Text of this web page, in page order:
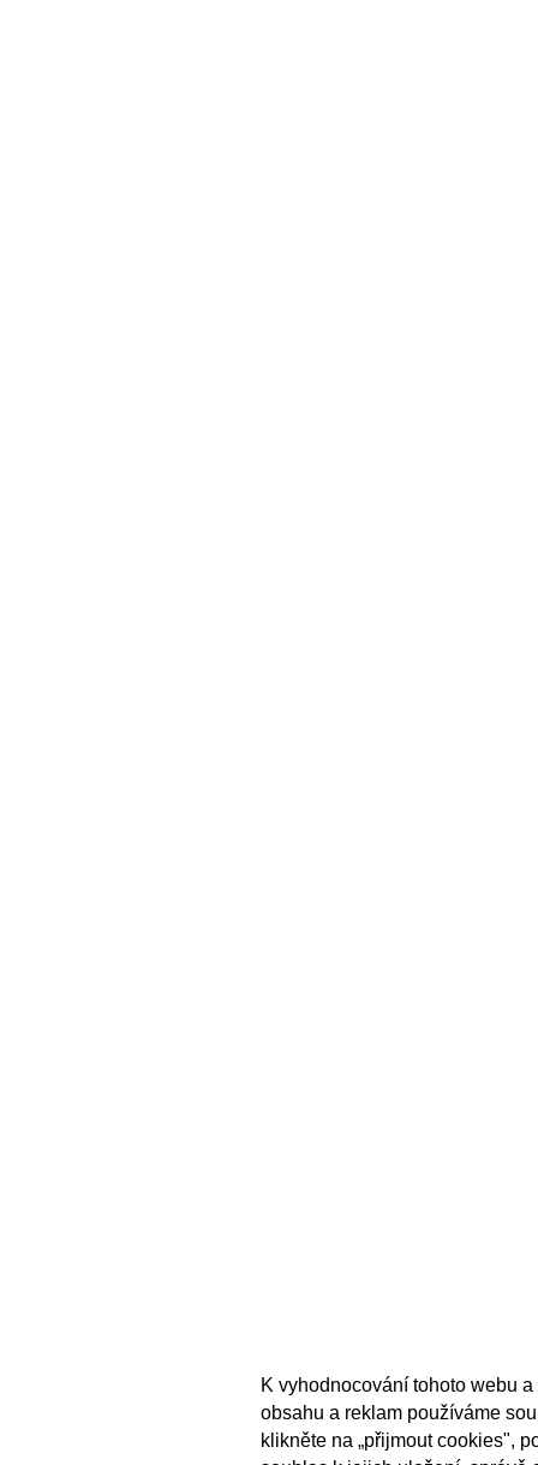
K vyhodnocování tohoto webu
obsahu a reklam používáme
klikněte na „přijmout cookies",